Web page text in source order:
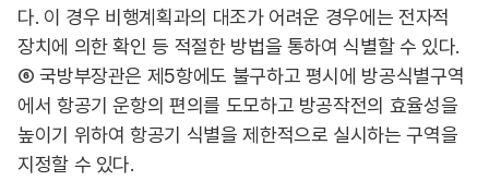
다. 이 경우 비행계획과의 대조가 어려운 경우에는 전자적
장치에 의한 확인 등 적절한 방법을 통하여 식별할 수 있다.
⑥ 국방부장관은 제5항에도 불구하고 평시에 방공식별구역
에서 항공기 운항의 편의를 도모하고 방공작전의 효율성을
높이기 위하여 항공기 식별을 제한적으로 실시하는 구역을
지정할 수 있다.